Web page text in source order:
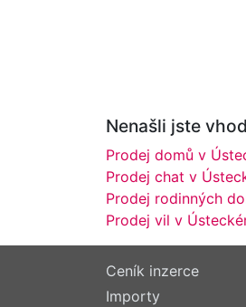
Nenašli jste
Prodej domů v
Prodej chat v
Prodej rodinných
Prodej vil v
Ceník inzerce
Importy